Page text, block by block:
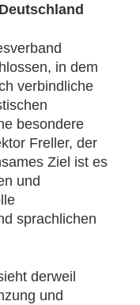
in dem
verbindliche
besondere
Freller, der
Ziel ist es
und
sprachlichen
derweil
und